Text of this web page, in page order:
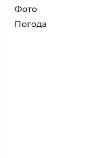
Фото
Погода